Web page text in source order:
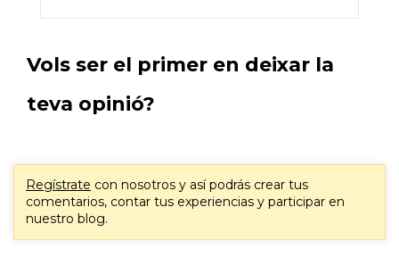
Vols ser el primer en deixar la
teva opinió?
Regístrate con nosotros y así podrás crear tus
comentarios, contar tus experiencias y participar en
nuestro blog.